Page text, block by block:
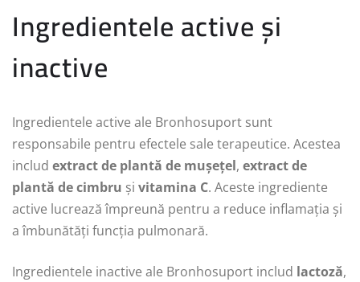
Ingredientele active și
inactive
Ingredientele active ale Bronhosuport sunt
responsabile pentru efectele sale terapeutice. Acestea
includ extract de plantă de mușețel, extract de
plantă de cimbru și vitamina C. Aceste ingrediente
active lucrează împreună pentru a reduce inflamația și
a îmbunătăți funcția pulmonară.
Ingredientele inactive ale Bronhosuport includ lactoză,